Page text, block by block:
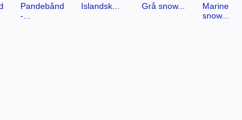
Pandebånd
-...
Islandsk... Grå snow...
Marine
snow...